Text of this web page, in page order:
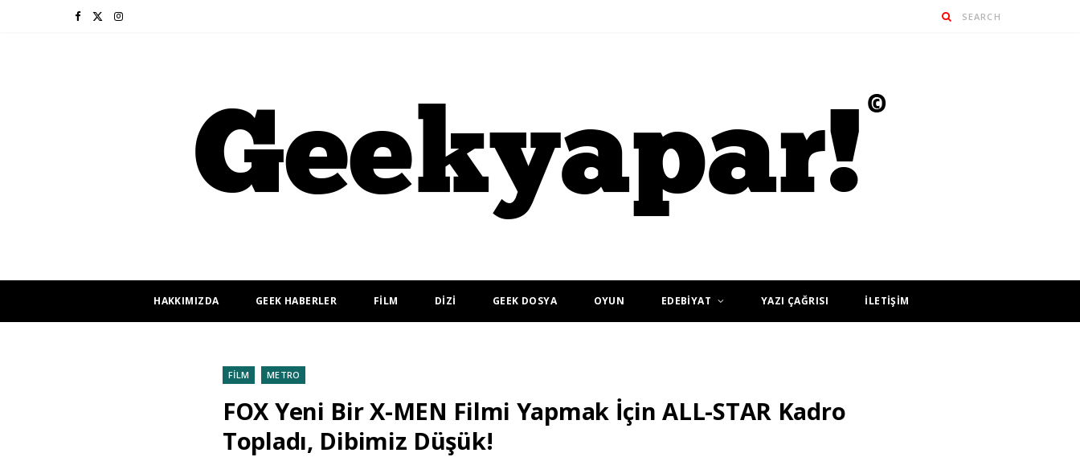
F I
HAKKIMIZDA GEEK HABERLER FİLM DİZİ GEEK DOSYA OYUN EDEBİYAT YAZI ÇAĞRISI İLETİŞİM
FİLM METRO
FOX Yeni Bir X-MEN Filmi Yapmak İçin ALL-STAR Kadro
Topladı, Dibimiz Düşük!